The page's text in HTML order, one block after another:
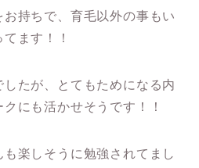
持ちで、育毛以外の事もい
ます！！
たが、とてもためになる内
にも活かせそうです！！
楽しそうに勉強されてまし